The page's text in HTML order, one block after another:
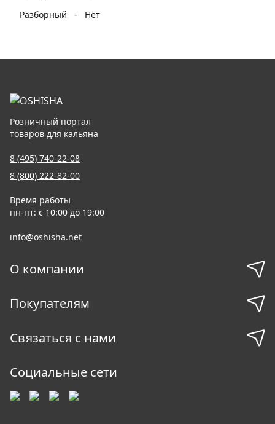
Разборный
- Нет
Розничный портал
товаров для кальяна
8 (495) 740-22-08
8 (800) 222-82-00
Время работы
пн-пт: с 10:00 до 19:00
info@oshisha.net
О компании
Покупателям
Связаться с нами
Социальные сети